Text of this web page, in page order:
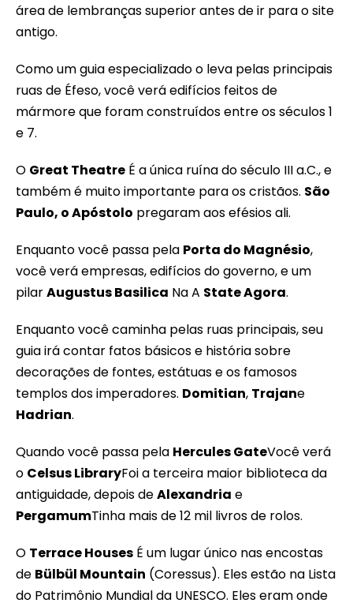
área de lembranças superior antes de ir para o site
antigo.
Como um guia especializado o leva pelas principais
ruas de Éfeso, você verá edifícios feitos de
mármore que foram construídos entre os séculos 1
e 7.
O Great Theatre É a única ruína do século III a.C., e
também é muito importante para os cristãos. São
Paulo, o Apóstolo pregaram aos efésios ali.
Enquanto você passa pela Porta do Magnésio,
você verá empresas, edifícios do governo, e um
pilarAugustus Basilica Na A State Agora.
Enquanto você caminha pelas ruas principais, seu
guia irá contar fatos básicos e história sobre
decorações de fontes, estátuas e os famosos
templos dos imperadores. Domitian, Trajane
Hadrian.
Quando você passa pela Hercules GateVocê verá
o Celsus LibraryFoi a terceira maior biblioteca da
antiguidade, depois deAlexandria e
PergamumTinha mais de 12 mil livros de rolos.
O Terrace Houses É um lugar único nas encostas
de Bülbül Mountain (Coressus). Eles estão na Lista
do Patrimônio Mundial da UNESCO. Eles eram onde